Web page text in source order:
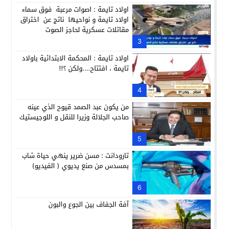
3
اولاد تايمة : اصوات مرعبة فوق سماء
اولاد تايمة و نواحيها ناتج عن اختراق
مقاتلات عسكرية لحاجز الصوت
4
اولاد تايمة : المحكمة الابتدائية باولاد
تايمة ، افتتاح….ولكن ؟!!
5
من يكون عبد الصمد قيوح الذي عينه
صاحب الجلالة وزيرا للنقل و اللوجيستيك
6
تارودانت : مسن ضرير ينهي حياة شاب
بمسدس من صنع يديوي ( الفيديو)
آفة الجفاف بين الجوع والبون